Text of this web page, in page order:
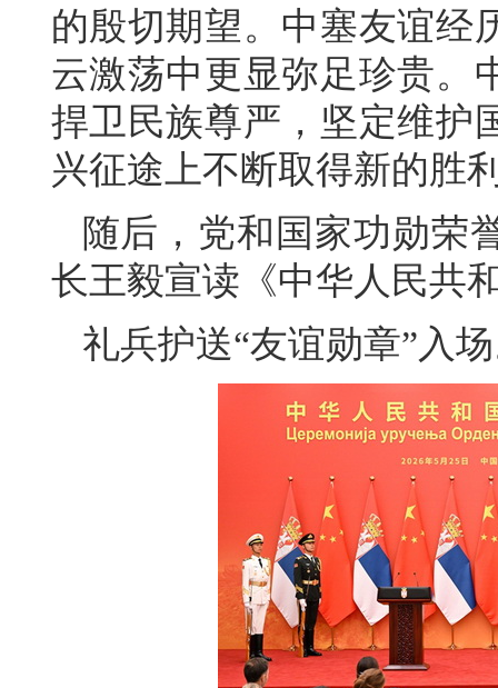
的殷切期望。中塞友谊经
云激荡中更显弥足珍贵。
捍卫民族尊严，坚定维护
兴征途上不断取得新的胜
随后，党和国家功勋荣
长王毅宣读《中华人民共
礼兵护送“友谊勋章”入